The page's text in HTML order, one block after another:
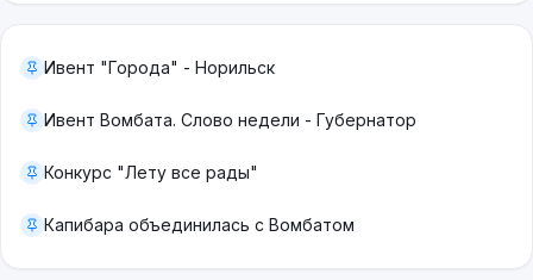
Ивент "Города" - Норильск
Ивент Вомбата. Слово недели - Губернатор
Конкурс "Лету все рады"
Капибара объединилась с Вомбатом